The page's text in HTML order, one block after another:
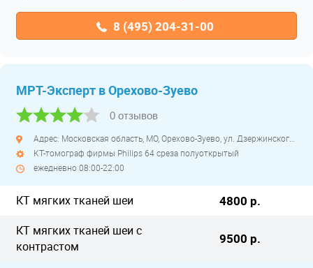
8 (495) 204-31-00
МРТ-Эксперт в Орехово-Зуево
0 отзывов
КТ-томограф фирмы Philips 64 среза полуоткрытый
ежедневно 08:00-22:00
КТ мягких тканей шеи 4800 р.
КТ мягких тканей шеи с
контрастом
9500 р.